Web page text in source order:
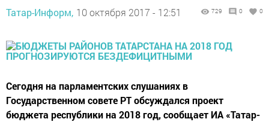
Татар-Информ, 10 октября 2017 - 12:51 729 0 0
Сегодня на парламентских слушаниях в
Государственном совете РТ обсуждался проект
бюджета республики на 2018 год, сообщает ИА «Татар-